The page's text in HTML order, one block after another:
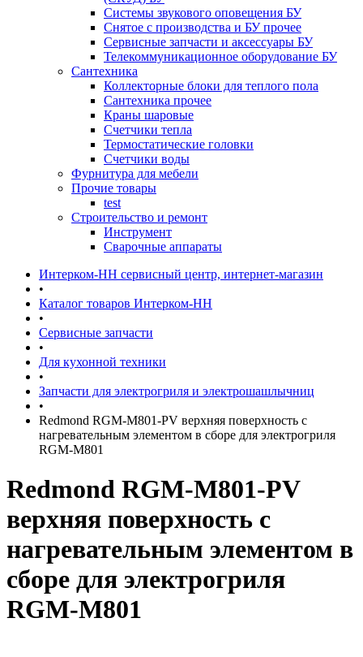
Системы звукового оповещения БУ
Снятое с производства и БУ прочее
Сервисные запчасти и аксессуары БУ
Телекоммуникационное оборудование БУ
Сантехника
Коллекторные блоки для теплого пола
Сантехника прочее
Краны шаровые
Счетчики тепла
Термоcтатические головки
Счетчики воды
Фурнитура для мебели
Прочие товары
test
Строительство и ремонт
Инструмент
Сварочные аппараты
Интерком-НН сервисный центр, интернет-магазин
•
Каталог товаров Интерком-НН
•
Сервисные запчасти
•
Для кухонной техники
•
Запчасти для электрогриля и электрошашлычниц
•
Redmond RGM-M801-PV верхняя поверхность с
нагревательным элементом в сборе для электрогриля
RGM-M801
Redmond RGM-M801-PV
верхняя поверхность с
нагревательным элементом в
сборе для электрогриля
RGM-M801